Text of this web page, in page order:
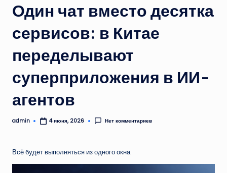
Один чат вместо десятка
сервисов: в Китае
переделывают
суперприложения в ИИ-
агентов
Запись
admin 4 июня, 2026 Нет комментариев
Всё будет выполняться из одного окна.